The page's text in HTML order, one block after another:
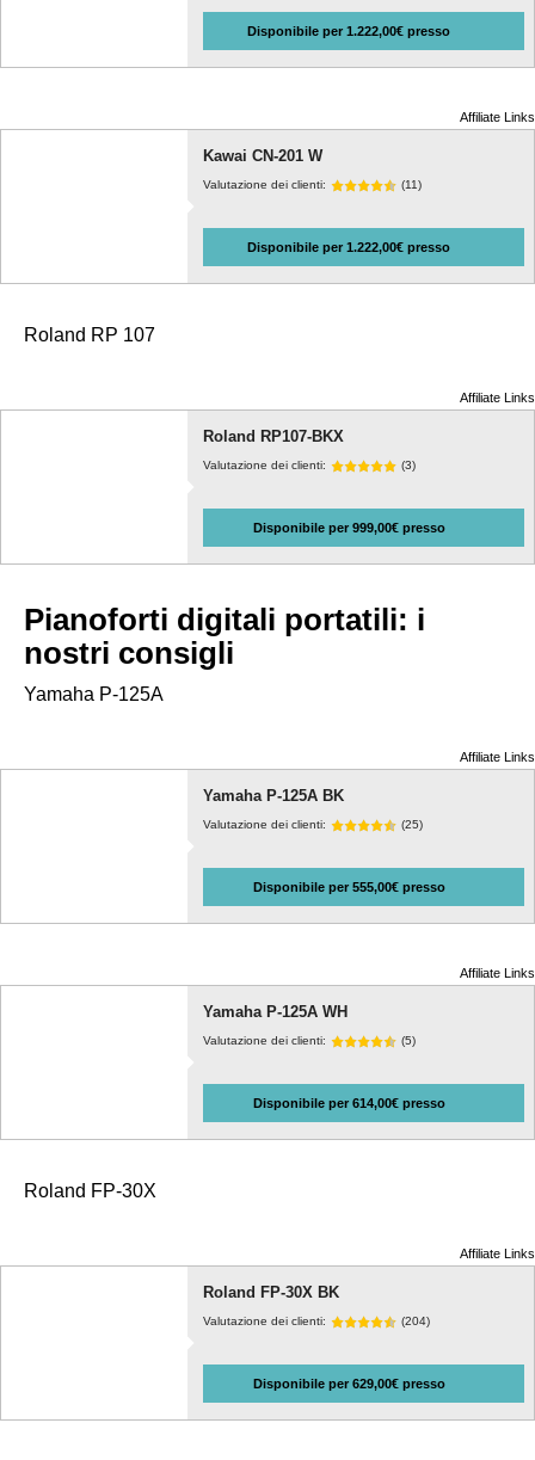
Disponibile per 1.222,00€ presso
Affiliate Links
Kawai CN-201 W
Valutazione dei clienti: (11)
Disponibile per 1.222,00€ presso
Roland RP 107
Affiliate Links
Roland RP107-BKX
Valutazione dei clienti: (3)
Disponibile per 999,00€ presso
Pianoforti digitali portatili: i
nostri consigli
Yamaha P-125A
Affiliate Links
Yamaha P-125A BK
Valutazione dei clienti: (25)
Disponibile per 555,00€ presso
Affiliate Links
Yamaha P-125A WH
Valutazione dei clienti: (5)
Disponibile per 614,00€ presso
Roland FP-30X
Affiliate Links
Roland FP-30X BK
Valutazione dei clienti: (204)
Disponibile per 629,00€ presso